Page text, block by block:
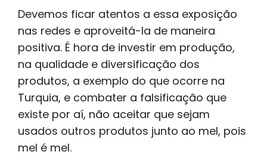
Devemos ficar atentos a essa exposição
nas redes e aproveitá-la de maneira
positiva. É hora de investir em produção,
na qualidade e diversificação dos
produtos, a exemplo do que ocorre na
Turquia, e combater a falsificação que
existe por aí, não aceitar que sejam
usados outros produtos junto ao mel, pois
mel é mel.